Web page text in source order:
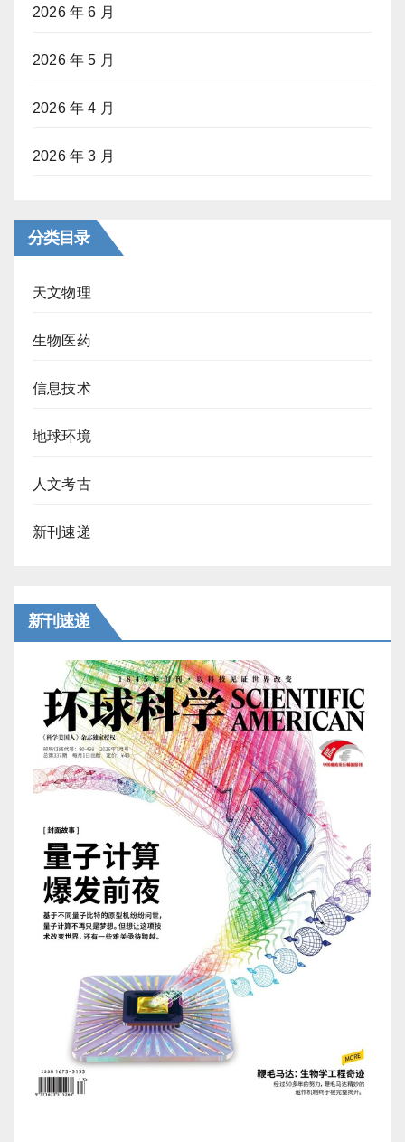
2026 年 6 月
2026 年 5 月
2026 年 4 月
2026 年 3 月
分类目录
天文物理
生物医药
信息技术
地球环境
人文考古
新刊速递
新刊速递